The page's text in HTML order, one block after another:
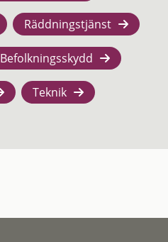
Räddningstjänst
Befolkningsskydd
Teknik